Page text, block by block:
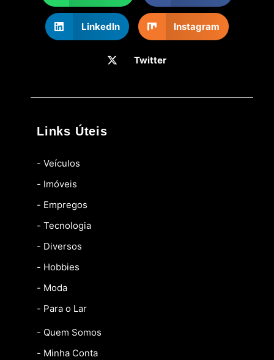
LinkedIn Instagram
Twitter
Links Úteis
- Veículos
- Imóveis
- Empregos
- Tecnologia
- Diversos
- Hobbies
- Moda
- Para o Lar
- Quem Somos
- Minha Conta